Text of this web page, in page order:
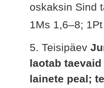
oskaksin Sind
1Ms 1,6–8;
5. Teisipäev
laotab
lainete peal;